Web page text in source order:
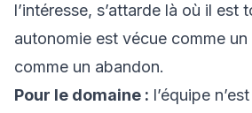
l’intéresse, s’attarde là où il est
autonomie est vécue comme
comme un abandon.
Pour le domaine : l’équipe